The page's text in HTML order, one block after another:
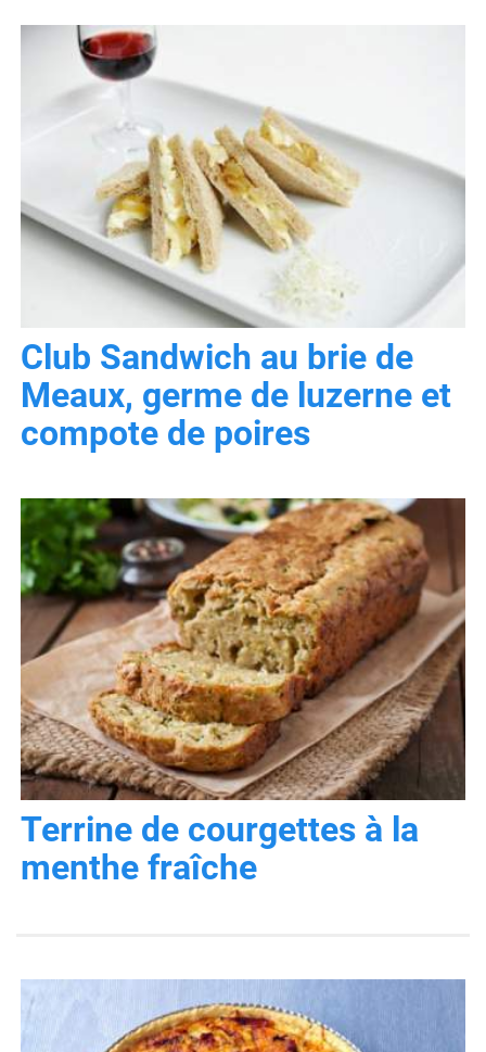
Club Sandwich au brie de
Meaux, germe de luzerne et
compote de poires
Terrine de courgettes à la
menthe fraîche